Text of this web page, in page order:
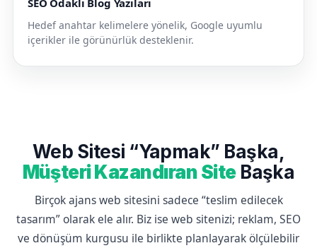
SEO Odaklı Blog Yazıları
Hedef anahtar kelimelere yönelik, Google uyumlu
içerikler ile görünürlük desteklenir.
Web Sitesi “Yapmak” Başka,
Müşteri Kazandıran SiteBaşka
Birçok ajans web sitesini sadece “teslim edilecek
tasarım” olarak ele alır. Biz ise web sitenizi; reklam, SEO
ve dönüşüm kurgusu ile birlikte planlayarak ölçülebilir